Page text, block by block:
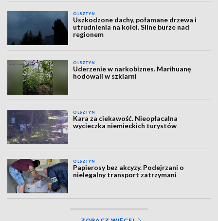
OLSZTYN
Uszkodzone dachy, połamane drzewa i
utrudnienia na kolei. Silne burze nad
regionem
OLSZTYN
Uderzenie w narkobiznes. Marihuanę
hodowali w szklarni
OLSZTYN
Kara za ciekawość. Nieopłacalna
wycieczka niemieckich turystów
OLSZTYN
Papierosy bez akcyzy. Podejrzani o
nielegalny transport zatrzymani